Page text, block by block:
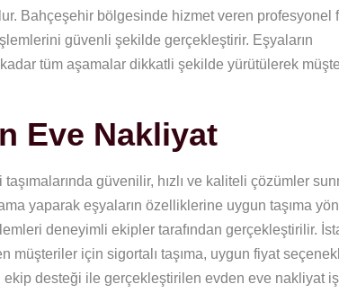
Bahçeşehir bölgesinde hizmet veren profesyonel
güvenli şekilde gerçekleştirir. Eşyaların
tüm aşamalar dikkatli şekilde yürütülerek
Eve Nakliyat
güvenilir, hızlı ve kaliteli çözümler
yaparak eşyaların özelliklerine uygun taşıma
deneyimli ekipler tarafından gerçekleştirilir.
için sigortalı taşıma, uygun fiyat
ekip desteği ile gerçekleştirilen evden eve nakliyat